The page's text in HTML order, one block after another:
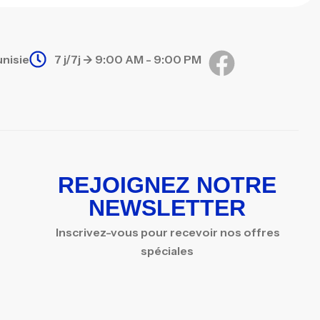
7 j/7j -> 9:00 AM - 9:00 PM
REJOIGNEZ NOTRE
NEWSLETTER
Inscrivez-vous pour recevoir nos offres
spéciales